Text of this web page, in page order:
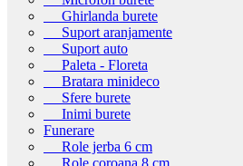
Ghirlanda burete
Suport aranjamente
Suport auto
Paleta - Floreta
Bratara minideco
Sfere burete
Inimi burete
Funerare
Role jerba 6 cm
Role coroana 8 cm